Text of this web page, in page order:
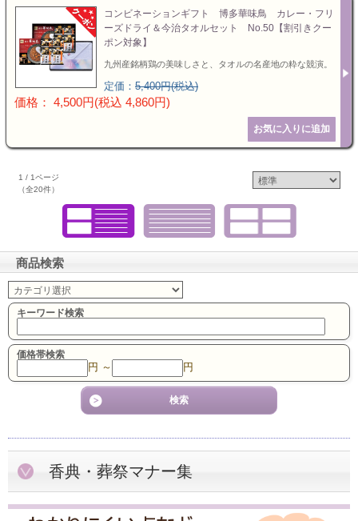
コンビネーションギフト 博多華味鳥 カレー・フリ
ーズドライ＆今治タオルセット No.50【割引きクー
ポン対象】
九州産銘柄鶏の美味しさと、タオルの名産地の粋な競演。
定価： 5,400円(税込)
価格： 4,500円(税込 4,860円)
1 / 1ページ
（全20件）
商品検索
キーワード検索
価格帯検索
円 ～ 円
香典・葬祭マナー集